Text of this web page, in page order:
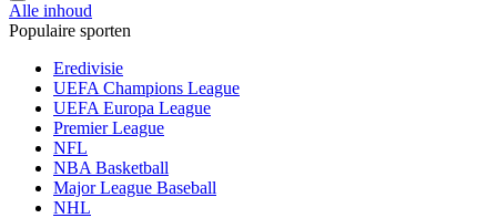
Alle inhoud
Populaire sporten
Eredivisie
UEFA Champions League
UEFA Europa League
Premier League
NFL
NBA Basketball
Major League Baseball
NHL